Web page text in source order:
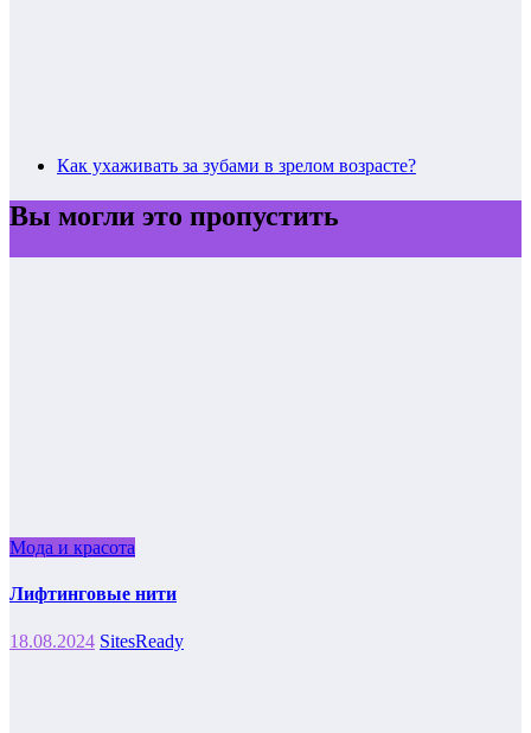
Как ухаживать за зубами в зрелом возрасте?
Вы могли это пропустить
Мода и красота
Лифтинговые нити
18.08.2024 SitesReady